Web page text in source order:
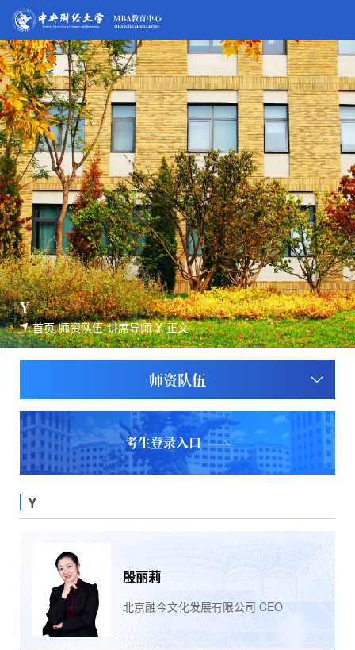
Y
首页-师资队伍-讲席导师-Y-正文
师资队伍
考生登录入口
Y
殷丽莉
​北京融今文化发展有限公司 CEO